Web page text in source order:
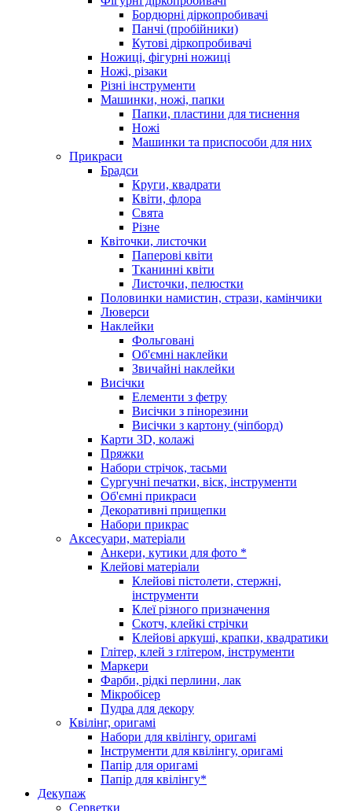
Бордюрні діркопробивачі
Панчі (пробійники)
Кутові діркопробивачі
Ножиці, фігурні ножиці
Ножі, різаки
Різні інструменти
Машинки, ножі, папки
Папки, пластини для тиснення
Ножі
Машинки та приспособи для них
Прикраси
Брадси
Круги, квадрати
Квіти, флора
Свята
Різне
Квіточки, листочки
Паперові квіти
Тканинні квіти
Листочки, пелюстки
Половинки намистин, стрази, камінчики
Люверси
Наклейки
Фольговані
Об'ємні наклейки
Звичайні наклейки
Висічки
Елементи з фетру
Висічки з пінорезини
Висічки з картону (чіпборд)
Карти 3D, колажі
Пряжки
Набори стрічок, тасьми
Сургучні печатки, віск, інструменти
Об'ємні прикраси
Декоративні прищепки
Набори прикрас
Аксесуари, матеріали
Анкери, кутики для фото *
Клейові матеріали
Клейові пістолети, стержні,
інструменти
Клеї різного призначення
Скотч, клейкі стрічки
Клейові аркуші, крапки, квадратики
Глітер, клей з глітером, інструменти
Маркери
Фарби, рідкі перлини, лак
Мікробісер
Пудра для декору
Квілінг, оригамі
Набори для квілінгу, оригамі
Інструменти для квілінгу, оригамі
Папір для оригамі
Папір для квілінгу*
Декупаж
Серветки